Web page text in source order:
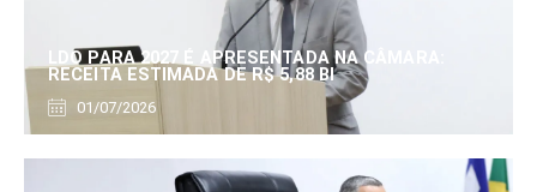
LDO PARA 2027 É APRESENTADA NA CÂMARA:
RECEITA ESTIMADA DE R$ 5,88 BI
01/07/2026